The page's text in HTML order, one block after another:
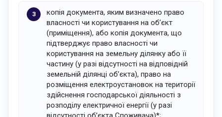
копія документа, яким визначено право
власності чи користування на об’єкт
(приміщення), або копія документа, що
підтверджує право власності чи
користування на земельну ділянку або її
частину (у разі відсутності на відповідній
земельній ділянці об’єкта), право на
розміщення електроустановок на території
здійснення господарської діяльності з
розподілу електричної енергії (у разі